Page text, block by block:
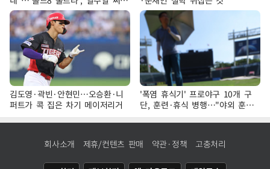
니
김도영·곽빈·안현민…오승환·니
퍼트가 콕 집은 차기 메이저리거
'폭염 휴식기' 프로야구 10개 구
단, 훈련·휴식 병행…"야외 훈련
해도 안전 최우선"
회사소개 제휴/컨텐츠 판매 약관·정책 고충처리